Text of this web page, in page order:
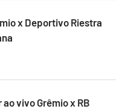
x Deportivo Riestra
vivo Grêmio x RB